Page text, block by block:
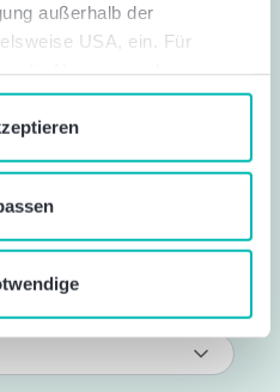
außerhalb der
USA, ein. Für
Sie auf „Details“. Mit
lehnen Sie die
Cookies ab. Sie
Sie unsere Webseite
*